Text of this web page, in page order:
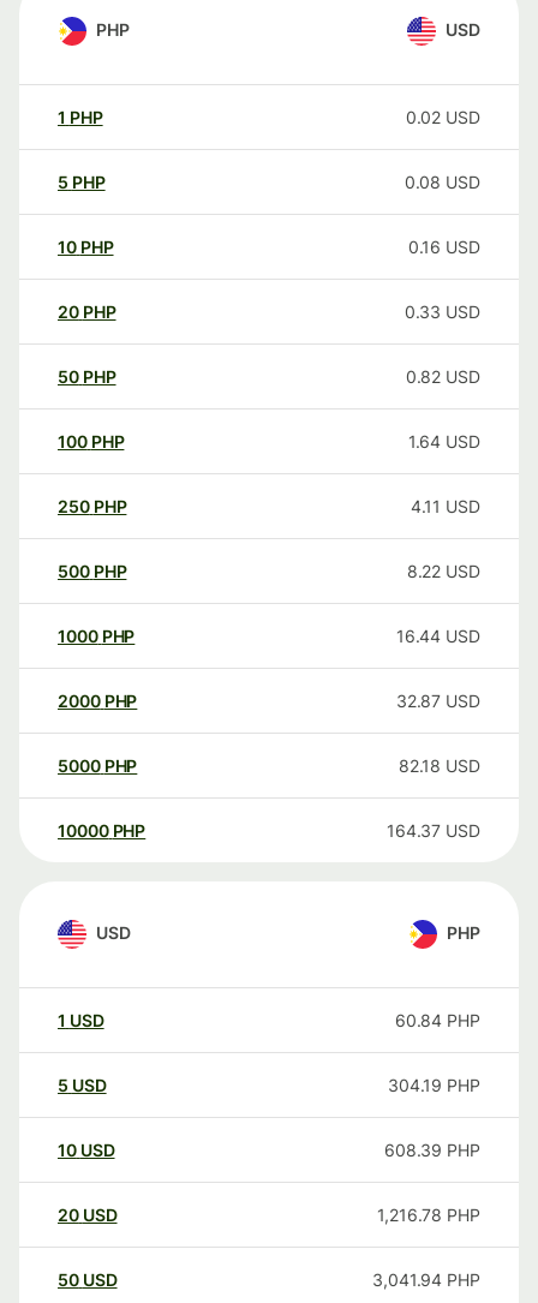
PHP USD
1 PHP 0.02 USD
5 PHP 0.08 USD
10 PHP 0.16 USD
20 PHP 0.33 USD
50 PHP 0.82 USD
100 PHP 1.64 USD
250 PHP 4.11 USD
500 PHP 8.22 USD
1000 PHP 16.44 USD
2000 PHP 32.87 USD
5000 PHP 82.18 USD
10000 PHP 164.37 USD
USD PHP
1 USD 60.84 PHP
5 USD 304.19 PHP
10 USD 608.39 PHP
20 USD 1,216.78 PHP
50 USD 3,041.94 PHP